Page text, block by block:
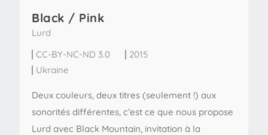
Black / Pink
Lurd
CC-BY-NC-ND 3.0
2015
Ukraine
Deux couleurs, deux titres (seulement !) aux
sonorités différentes, c’est ce que nous propose
Lurd avec Black Mountain, invitation à la